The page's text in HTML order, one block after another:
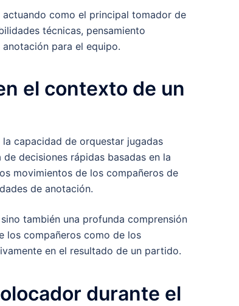
como el principal tomador de
técnicas, pensamiento
para el equipo.
el contexto de un
capacidad de orquestar jugadas
decisiones rápidas basadas en la
movimientos de los compañeros de
de anotación.
también una profunda comprensión
los compañeros como de los
en el resultado de un partido.
durante el